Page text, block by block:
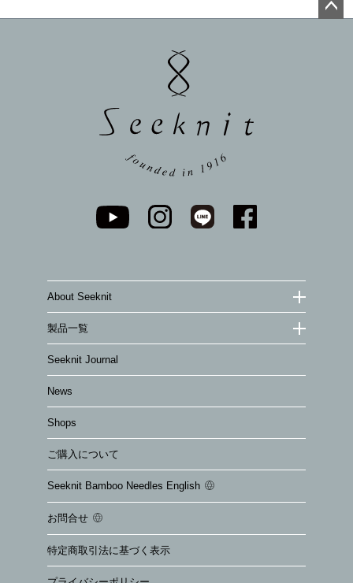
About Seeknit
製品一覧
Seeknit Journal
News
Shops
ご購入について
Seeknit Bamboo Needles English
お問合せ
特定商取引法に基づく表示